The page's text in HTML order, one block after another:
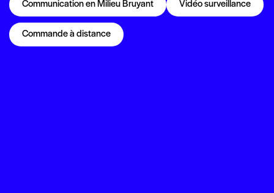
Communication en Milieu Bruyant Vidéo surveillance
Commande à distance